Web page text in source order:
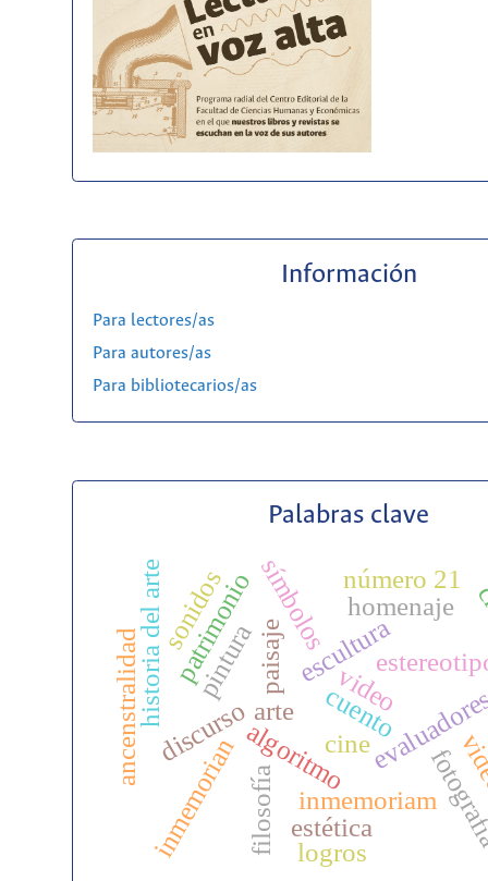
Información
Para lectores/as
Para autores/as
Para bibliotecarios/as
Palabras clave
arte
paisaje video
escultura
pintura
discursoalgoritmo
homenaje
inmemoriam
patrimonio
inmemorian
número 21
historia del arte
filosofía estética
cine
ancenstralidad
símbolos
sonidos
logros
cuento